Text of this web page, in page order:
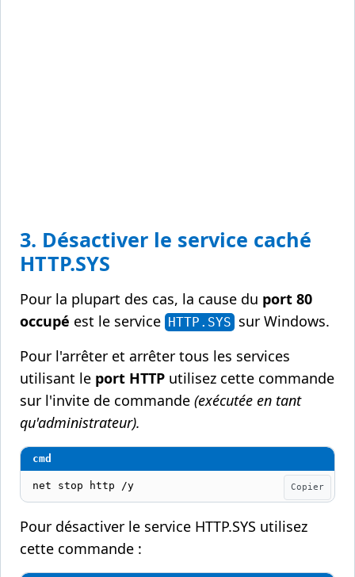
3. Désactiver le service caché
HTTP.SYS
Pour la plupart des cas, la cause du port 80
occupé est le service HTTP.SYS sur Windows.
Pour l'arrêter et arrêter tous les services
utilisant le port HTTP utilisez cette commande
sur l'invite de commande (exécutée en tant
qu'administrateur).
Copier
net stop http /y
Pour désactiver le service HTTP.SYS utilisez
cette commande :